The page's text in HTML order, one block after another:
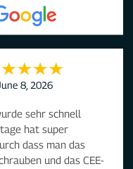
8, 2026
sehr schnell
hat super
dass man das
und das CEE-